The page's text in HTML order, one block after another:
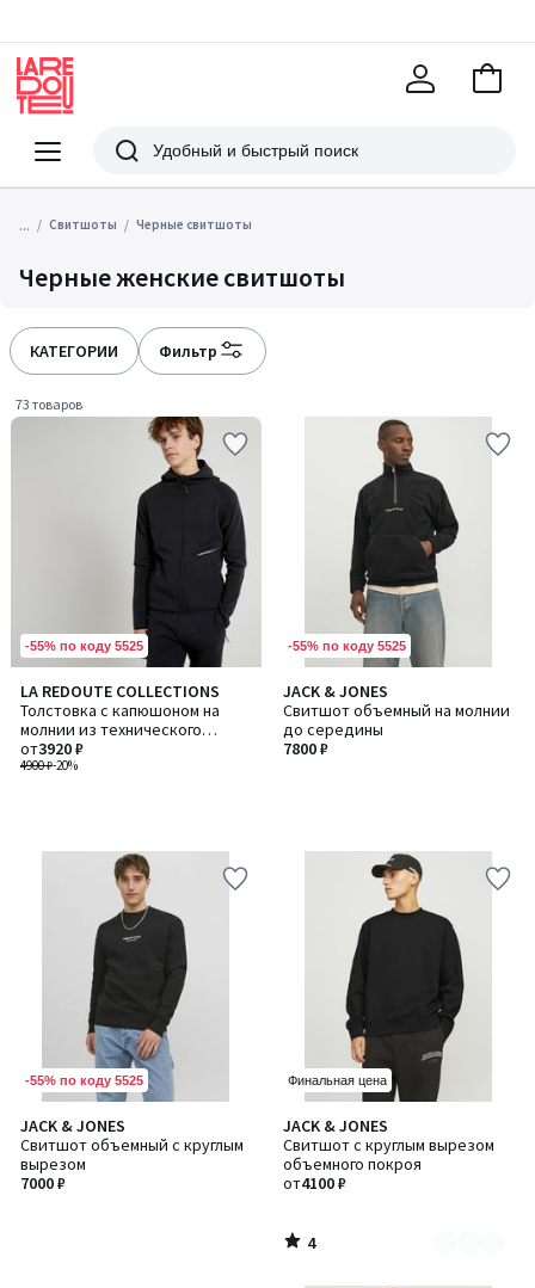
Меню
Redoute
Поиск
В
... Свитшоты Черные свитшоты
Черные женские свитшоты
КАТЕГОРИИ Фильтр
73 товаров
-55% по коду 5525
LA REDOUTE COLLECTIONS
Толстовка с капюшоном на
молнии из технического
материала
4900 ₽-20%
от3920 ₽
-55% по коду 5525
JACK & JONES
Свитшот объемный на молнии
до середины
7800 ₽
-55% по коду 5525
JACK & JONES
Свитшот объемный с круглым
вырезом
7000 ₽
Финальная цена
JACK & JONES
Свитшот с круглым вырезом
объемного покроя
от4100 ₽
4
/
5
Количество
цветов:
3
4
/